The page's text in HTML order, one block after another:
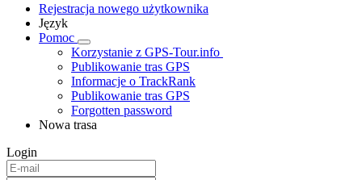
Rejestracja nowego użytkownika
Język
Pomoc
Korzystanie z GPS-Tour.info
Publikowanie tras GPS
Informacje o TrackRank
Publikowanie tras GPS
Forgotten password
Nowa trasa
Login